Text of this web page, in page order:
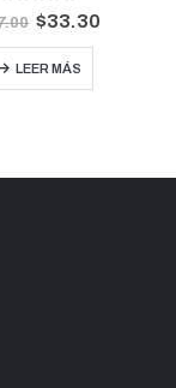
AÑADIR AL CARRITO